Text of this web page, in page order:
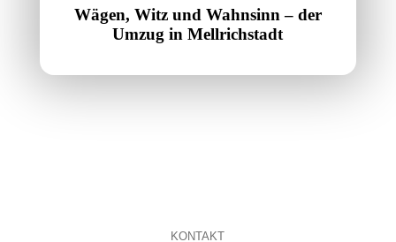
Wägen, Witz und Wahnsinn – der
Umzug in Mellrichstadt
KONTAKT